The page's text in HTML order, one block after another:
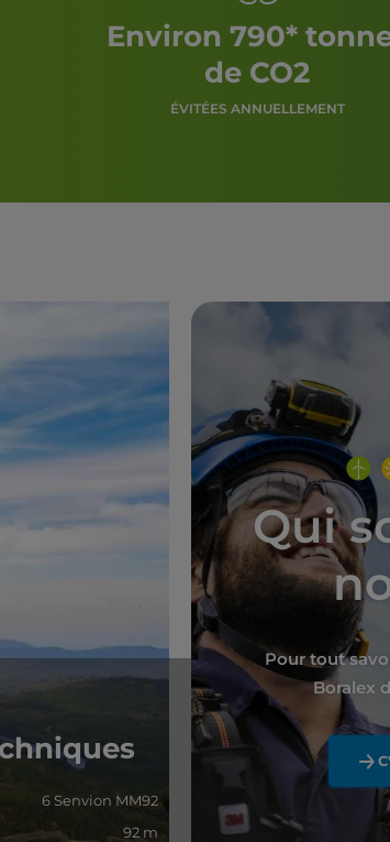
Environ 790*
de CO2
ÉVITÉES ANNUELLEMENT
6 Senvion MM92
92 m
Qui
Pour tout
Boralex